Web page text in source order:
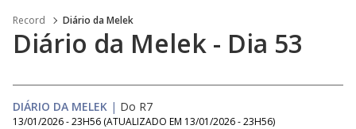
Record Diário da Melek
Diário da Melek - Dia 53
DIÁRIO DA MELEK | Do R7
13/01/2026 - 23H56 (ATUALIZADO EM 13/01/2026 - 23H56)